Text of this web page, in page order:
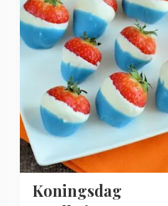
Koningsdag
Koningsdag
aardbeien